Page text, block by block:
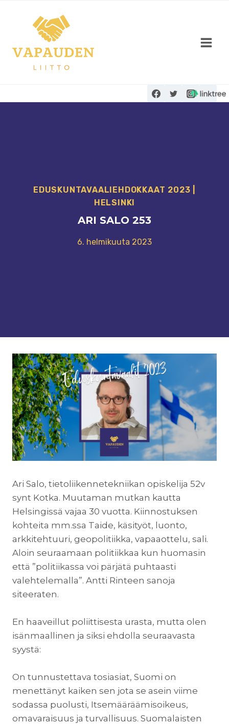
sisältöön
EDUSKUNTAVAALI­EHDOKKAAT 2023
HELSINKI
ARI SALO 253
6. helmikuuta 2023
Ari Salo, tietoliikennetekniikan opiskelija 52v
synt Kotka. Muutaman mutkan kautta
Helsingissä vajaa 30 vuotta. Kiinnostuksen
kohteita mm.ssa Taide, käsityöt, luonto,
arkkitehtuuri, geopolitiikka, vapaaottelu, sali.
Aloin seuraamaan politiikkaa kun huomasin
että ”politiikassa voi pärjätä puhtaasti
valehtelemalla”. Antti Rinteen sanoja
siteeraten.
En haaveillut poliittisesta urasta, mutta olen
isänmaallinen ja siksi ehdolla seuraavasta
syystä:
On tunnustettava tosiasiat, Suomi on
menettänyt kaiken sen jota se asein viime
sodassa puolusti, Itsemääräämisoikeus,
omavaraisuus ja turvallisuus. Suomalaisten